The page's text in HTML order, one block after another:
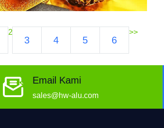
2
3 4 5 6
>>
Email Kami
sales@hw-alu.com